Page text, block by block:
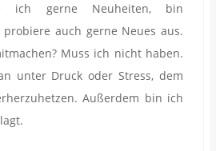
ich gerne Neuheiten, bin
auch gerne Neues aus.
Muss ich nicht haben.
unter Druck oder Stress, dem
Außerdem bin ich